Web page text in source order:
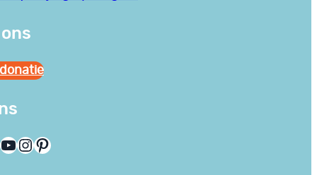
YouTube InstagramPinterest